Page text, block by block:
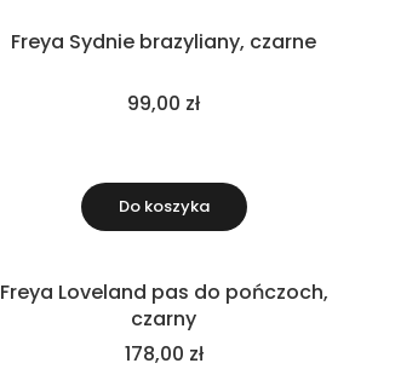
Freya Sydnie brazyliany, czarne
99,00 zł
Do koszyka
Nowość
Freya Loveland pas do pończoch,
czarny
178,00 zł